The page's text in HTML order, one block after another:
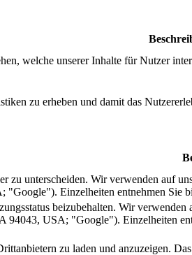
welche unserer Inhalte für Nutzer
zu erheben und damit das
zu unterscheiden. Wir verwenden auf
Einzelheiten entnehmen Sie
beizubehalten. Wir
94043, USA; "Google"). Einzelheiten
zu laden und anzuzeigen.